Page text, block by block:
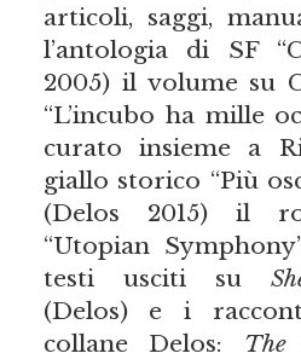
articoli, saggi,
l’antologia di SF
2005) il volume su
“L’incubo ha mille
curato insieme a
giallo storico “Più
(Delos 2015) il
“Utopian
testi usciti su
(Delos) e i
collane Delos: The